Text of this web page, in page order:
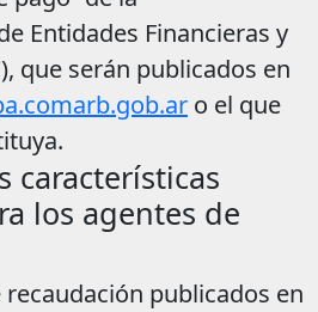
Entidades Financieras y
que serán publicados en
o el que
características
los agentes de
recaudación publicados en